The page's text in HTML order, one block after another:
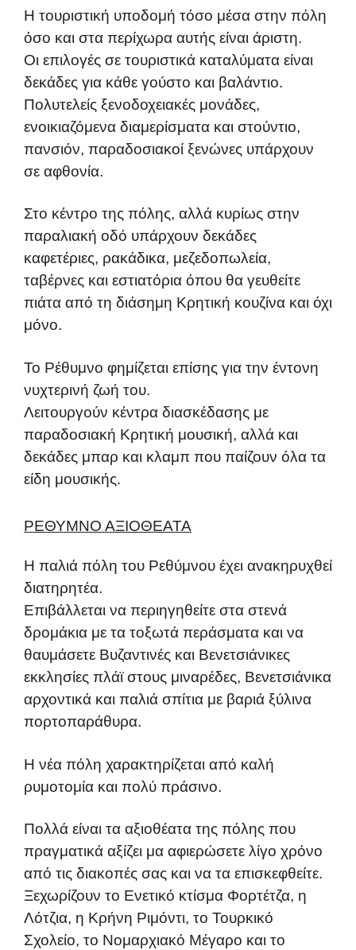
Η τουριστική υποδομή τόσο μέσα στην πόλη
όσο και στα περίχωρα αυτής είναι άριστη.
Οι επιλογές σε τουριστικά καταλύματα είναι
δεκάδες για κάθε γούστο και βαλάντιο.
Πολυτελείς ξενοδοχειακές μονάδες,
ενοικιαζόμενα διαμερίσματα και στούντιο,
πανσιόν, παραδοσιακοί ξενώνες υπάρχουν
σε αφθονία.
Στο κέντρο της πόλης, αλλά κυρίως στην
παραλιακή οδό υπάρχουν δεκάδες
καφετέριες, ρακάδικα, μεζεδοπωλεία,
ταβέρνες και εστιατόρια όπου θα γευθείτε
πιάτα από τη διάσημη Κρητική κουζίνα και όχι
μόνο.
Το Ρέθυμνο φημίζεται επίσης για την έντονη
νυχτερινή ζωή του.
Λειτουργούν κέντρα διασκέδασης με
παραδοσιακή Κρητική μουσική, αλλά και
δεκάδες μπαρ και κλαμπ που παίζουν όλα τα
είδη μουσικής.
ΡΕΘΥΜΝΟ ΑΞΙΟΘΕΑΤΑ
Η παλιά πόλη του Ρεθύμνου έχει ανακηρυχθεί
διατηρητέα.
Επιβάλλεται να περιηγηθείτε στα στενά
δρομάκια με τα τοξωτά περάσματα και να
θαυμάσετε Βυζαντινές και Βενετσιάνικες
εκκλησίες πλάϊ στους μιναρέδες, Βενετσιάνικα
αρχοντικά και παλιά σπίτια με βαριά ξύλινα
πορτοπαράθυρα.
Η νέα πόλη χαρακτηρίζεται από καλή
ρυμοτομία και πολύ πράσινο.
Πολλά είναι τα αξιοθέατα της πόλης που
πραγματικά αξίζει μα αφιερώσετε λίγο χρόνο
από τις διακοπές σας και να τα επισκεφθείτε.
Ξεχωρίζουν το Ενετικό κτίσμα Φορτέτζα, η
Λότζια, η Κρήνη Ριμόντι, το Τουρκικό
Σχολείο, το Νομαρχιακό Μέγαρο και το